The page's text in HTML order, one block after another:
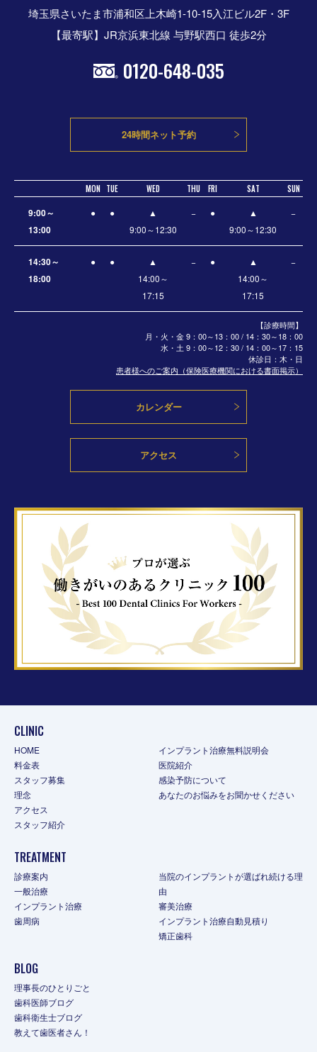
埼玉県さいたま市浦和区上木崎1-10-15入江ビル2F・3F
【最寄駅】JR京浜東北線 与野駅西口 徒歩2分
0120-648-035
24時間ネット予約
MON TUE WED THU FRI SAT SUN
【診療時間】
月・火・金 9：00～13：00 / 14：30～18：00
水・土 9：00～12：30 / 14：00～17：15
休診日：木・日
患者様へのご案内（保険医療機関における書面掲示）
9:00～
13:00
● ●
▲
9:00～12:30
− ●
▲
9:00～12:30
−
14:30～
18:00
● ●
▲
14:00～
17:15
− ●
▲
14:00～
17:15
−
カレンダー
アクセス
CLINIC
HOME
料金表
スタッフ募集
理念
アクセス
スタッフ紹介
インプラント治療無料説明会
医院紹介
感染予防について
あなたのお悩みをお聞かせください
TREATMENT
診療案内
一般治療
インプラント治療
歯周病
当院のインプラントが選ばれ続ける理
由
審美治療
インプラント治療自動見積り
矯正歯科
BLOG
理事長のひとりごと
歯科医師ブログ
歯科衛生士ブログ
教えて歯医者さん！